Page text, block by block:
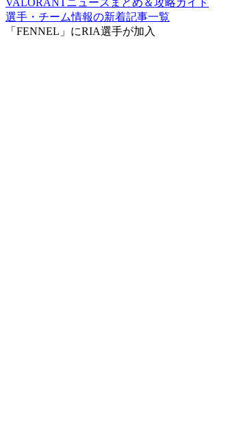
VALORANTニュースまとめ＆攻略ガイド
選手・チーム情報の新着記事一覧
「FENNEL」にRIA選手が加入